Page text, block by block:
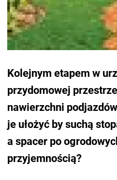
Kolejnym etapem w
przydomowej
nawierzchni
je ułożyć by suchą
a spacer po
przyjemnością?